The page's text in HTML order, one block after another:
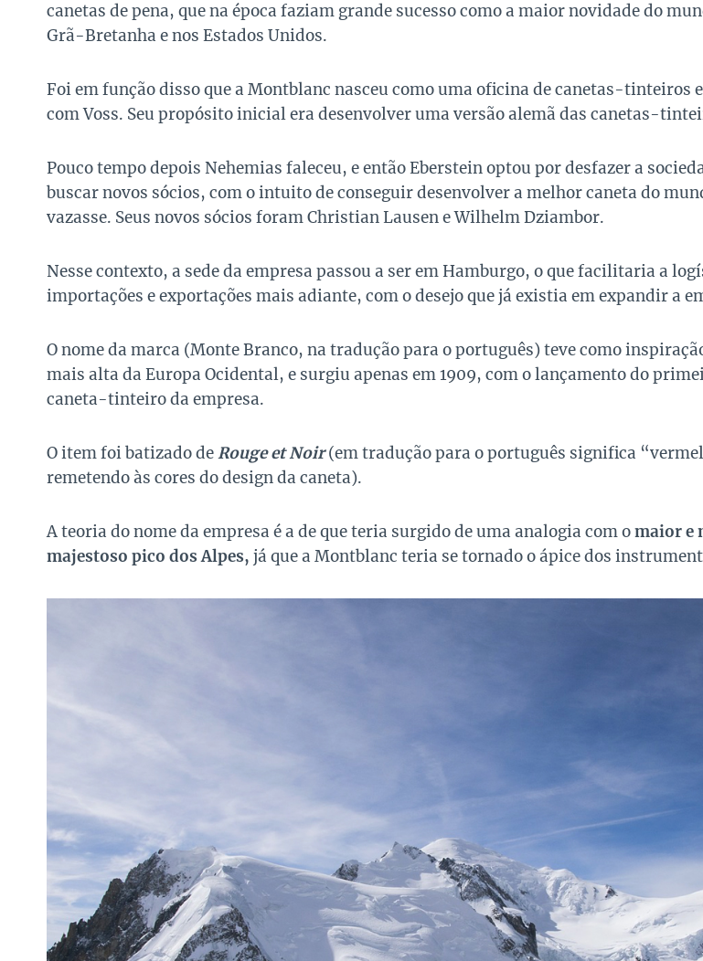
canetas de pena, que na época faziam grande sucesso como a maior novidade do
Grã-Bretanha e nos Estados Unidos.
Foi em função disso que a Montblanc nasceu como uma oficina de canetas-tinteiros
com Voss. Seu propósito inicial era desenvolver uma versão alemã das canetas-
Pouco tempo depois Nehemias faleceu, e então Eberstein optou por desfazer a
buscar novos sócios, com o intuito de conseguir desenvolver a melhor caneta do
vazasse. Seus novos sócios foram Christian Lausen e Wilhelm Dziambor.
Nesse contexto, a sede da empresa passou a ser em Hamburgo, o que facilitaria a
importações e exportações mais adiante, com o desejo que já existia em expandir a
O nome da marca (Monte Branco, na tradução para o português) teve como
mais alta da Europa Ocidental, e surgiu apenas em 1909, com o lançamento do
caneta-tinteiro da empresa.
O item foi batizado deRouge et Noir(em tradução para o português significa
remetendo às cores do design da caneta).
A teoria do nome da empresa é a de que teria surgido de uma analogia com omaior e
majestoso pico dos Alpes, já que a Montblanc teria se tornado o ápice dos